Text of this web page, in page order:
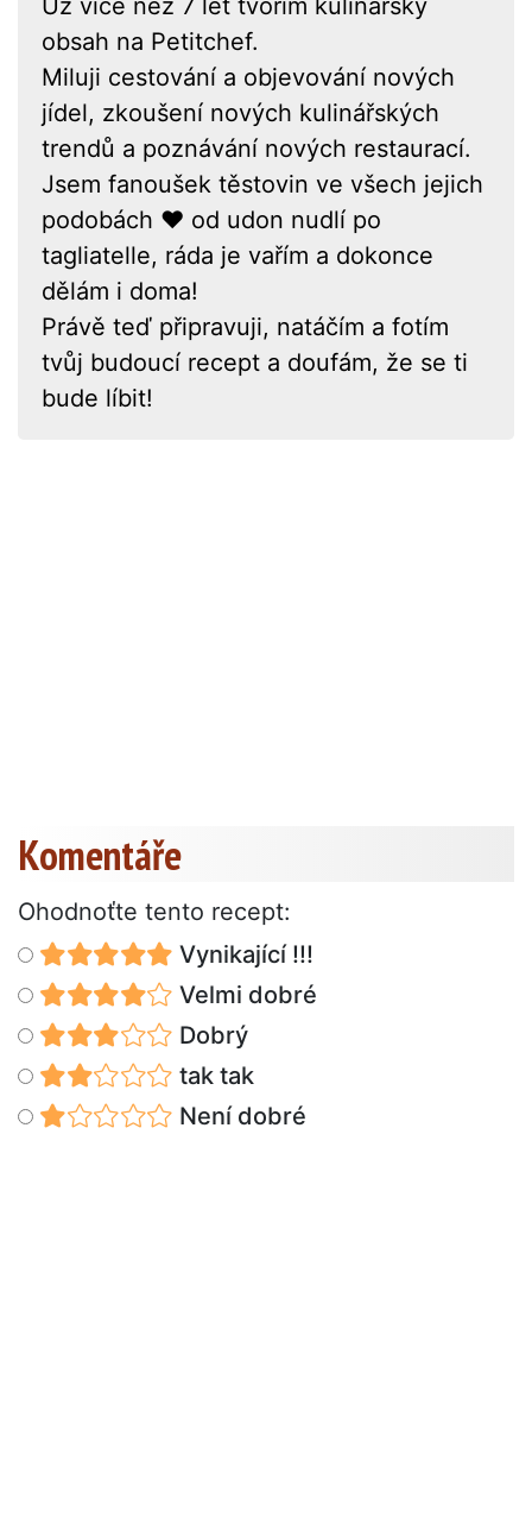
obsah na Petitchef.
Miluji cestování a objevování nových
jídel, zkoušení nových kulinářských
trendů a poznávání nových restaurací.
Jsem fanoušek těstovin ve všech jejich
podobách ❤ od udon nudlí po
tagliatelle, ráda je vařím a dokonce
dělám i doma!
Právě teď připravuji, natáčím a fotím
tvůj budoucí recept a doufám, že se ti
bude líbit!
Komentáře
Ohodnoťte tento recept:
Vynikající !!!
Velmi dobré
Dobrý
tak tak
Není dobré